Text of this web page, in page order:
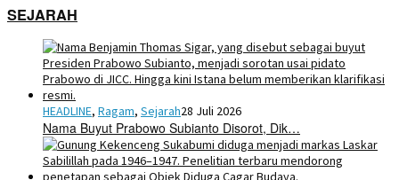
SEJARAH
HEADLINE, Ragam, Sejarah28 Juli 2026
Nama Buyut Prabowo Subianto Disorot, Dik…